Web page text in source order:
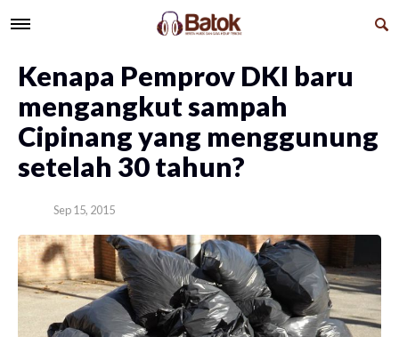
Kenapa Pemprov DKI baru
mengangkut sampah
Cipinang yang menggunung
setelah 30 tahun?
Sep 15, 2015